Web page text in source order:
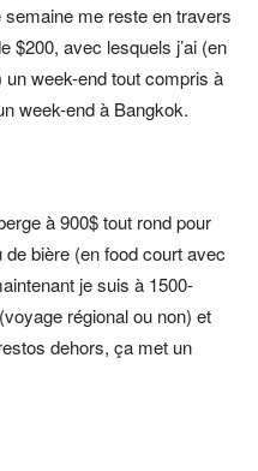
semaine me reste en travers
$200, avec lesquels j’ai (en
week-end tout compris à
week-end à Bangkok.
à 900$ tout rond pour
bière (en food court avec
je suis à 1500-
régional ou non) et
dehors, ça met un